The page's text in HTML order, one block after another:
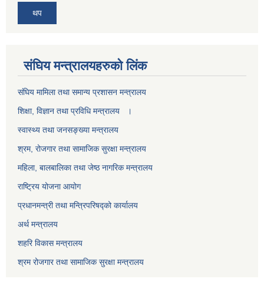
थप
स‌ंघिय मन्त्रालयहरुको लिंक
स‌ंघिय मामिला तथा समान्य प्रशासन मन्त्रालय
शिक्षा, विज्ञान तथा प्रविधि मन्त्रालय ।
स्वास्थ्य तथा जनसङ्ख्या मन्त्रालय
श्रम, रोजगार तथा सामाजिक सुरक्षा मन्त्रालय
महिला, बालबालिका तथा जेष्ठ नागरिक मन्त्रालय
राष्ट्रिय योजना आयोग
प्रधानमन्त्री तथा मन्त्रिपरिषद्को कार्यालय
अर्थ मन्त्रालय
शहरि विकास मन्त्रालय
श्रम रोजगार तथा सामाजिक सुरक्षा मन्त्रालय